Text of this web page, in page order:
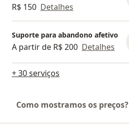
R$ 150 Detalhes
Suporte para abandono afetivo
A partir de R$ 200 Detalhes
+ 30 serviços
Como mostramos os preços?